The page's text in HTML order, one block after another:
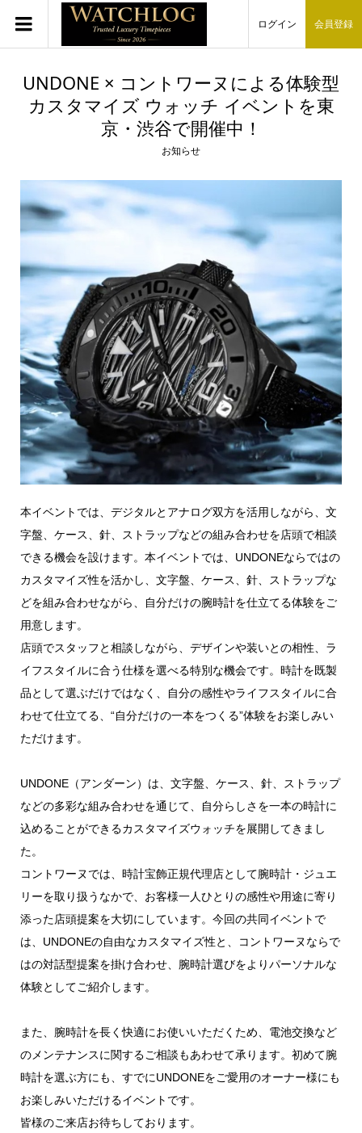
ログイン 会員登録
UNDONE × コントワーヌによる体験型
カスタマイズ ウォッチ イベントを東
京・渋谷で開催中！
お知らせ
本イベントでは、デジタルとアナログ双方を活用しながら、文
字盤、ケース、針、ストラップなどの組み合わせを店頭で相談
できる機会を設けます。本イベントでは、UNDONEならではの
カスタマイズ性を活かし、文字盤、ケース、針、ストラップな
どを組み合わせながら、自分だけの腕時計を仕立てる体験をご
用意します。
店頭でスタッフと相談しながら、デザインや装いとの相性、ラ
イフスタイルに合う仕様を選べる特別な機会です。時計を既製
品として選ぶだけではなく、自分の感性やライフスタイルに合
わせて仕立てる、“自分だけの一本をつくる”体験をお楽しみい
ただけます。
UNDONE（アンダーン）は、文字盤、ケース、針、ストラップ
などの多彩な組み合わせを通じて、自分らしさを一本の時計に
込めることができるカスタマイズウォッチを展開してきまし
た。
コントワーヌでは、時計宝飾正規代理店として腕時計・ジュエ
リーを取り扱うなかで、お客様一人ひとりの感性や用途に寄り
添った店頭提案を大切にしています。今回の共同イベントで
は、UNDONEの自由なカスタマイズ性と、コントワーヌならで
はの対話型提案を掛け合わせ、腕時計選びをよりパーソナルな
体験としてご紹介します。
また、腕時計を長く快適にお使いいただくため、電池交換など
のメンテナンスに関するご相談もあわせて承ります。初めて腕
時計を選ぶ方にも、すでにUNDONEをご愛用のオーナー様にも
お楽しみいただけるイベントです。
皆様のご来店お待ちしております。